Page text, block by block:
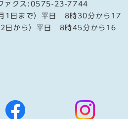
ァクス:0575-23-7744
1日まで）平日 8時30分から17
日から）平日 8時45分から16